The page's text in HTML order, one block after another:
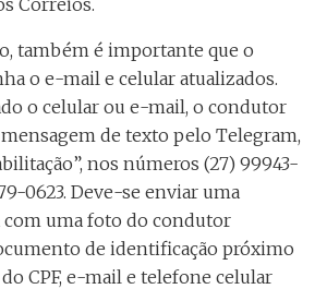
também é importante que o
o e-mail e celular atualizados.
o celular ou e-mail, o condutor
de texto pelo Telegram,
nos números (27) 99943-
0623. Deve-se enviar uma
com uma foto do condutor
de identificação próximo
CPF, e-mail e telefone celular